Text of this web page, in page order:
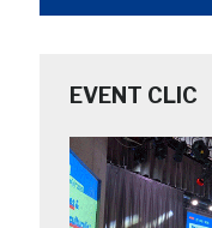
EVENT CLIC